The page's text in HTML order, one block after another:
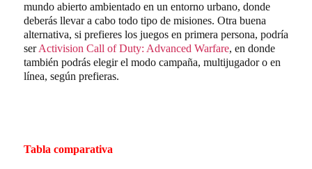
mundo abierto ambientado en un entorno urbano, donde
deberás llevar a cabo todo tipo de misiones. Otra buena
alternativa, si prefieres los juegos en primera persona, podría
serActivision Call of Duty: Advanced Warfare, en donde
también podrás elegir el modo campaña, multijugador o en
línea, según prefieras.
Tabla comparativa